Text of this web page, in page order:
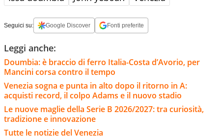
Seguici su: Google Discover Fonti preferite
Leggi anche:
Doumbia: è braccio di ferro Italia-Costa d’Avorio, per
Mancini corsa contro il tempo
Venezia sogna e punta in alto dopo il ritorno in A:
acquisti record, il colpo Adams e il nuovo stadio
Le nuove maglie della Serie B 2026/2027: tra curiosità,
tradizione e innovazione
Tutte le notizie del Venezia